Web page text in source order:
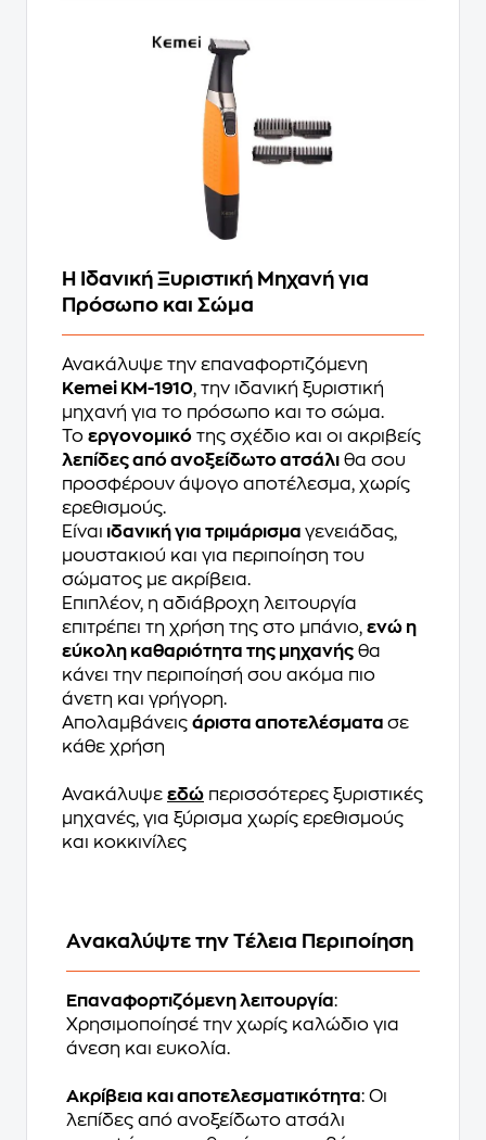
Η Ιδανική Ξυριστική Μηχανή για
Πρόσωπο και Σώμα
Ανακάλυψε την επαναφορτιζόμενη
Kemei KM-1910, την ιδανική ξυριστική
μηχανή για το πρόσωπο και το σώμα.
Το εργονομικό της σχέδιο και οι ακριβείς
λεπίδες από ανοξείδωτο ατσάλι θα σου
προσφέρουν άψογο αποτέλεσμα, χωρίς
ερεθισμούς.
Είναι ιδανική για τριμάρισμα γενειάδας,
μουστακιού και για περιποίηση του
σώματος με ακρίβεια.
Επιπλέον, η αδιάβροχη λειτουργία
επιτρέπει τη χρήση της στο μπάνιο, ενώ η
εύκολη καθαριότητα της μηχανής θα
κάνει την περιποίησή σου ακόμα πιο
άνετη και γρήγορη.
Απολαμβάνεις άριστα αποτελέσματα σε
κάθε χρήση
Ανακάλυψε εδώ περισσότερες ξυριστικές
μηχανές, για ξύρισμα χωρίς ερεθισμούς
και κοκκινίλες
Ανακαλύψτε την Τέλεια Περιποίηση
Επαναφορτιζόμενη λειτουργία:
Χρησιμοποίησέ την χωρίς καλώδιο για
άνεση και ευκολία.
Ακρίβεια και αποτελεσματικότητα: Οι
λεπίδες από ανοξείδωτο ατσάλι